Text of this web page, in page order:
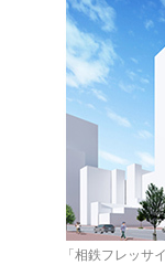
「相鉄フレッサ